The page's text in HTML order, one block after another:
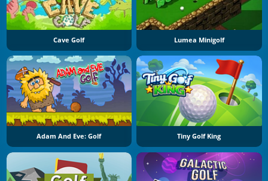
Cave Golf Lumea Minigolf
Adam And Eve: Golf Tiny Golf King